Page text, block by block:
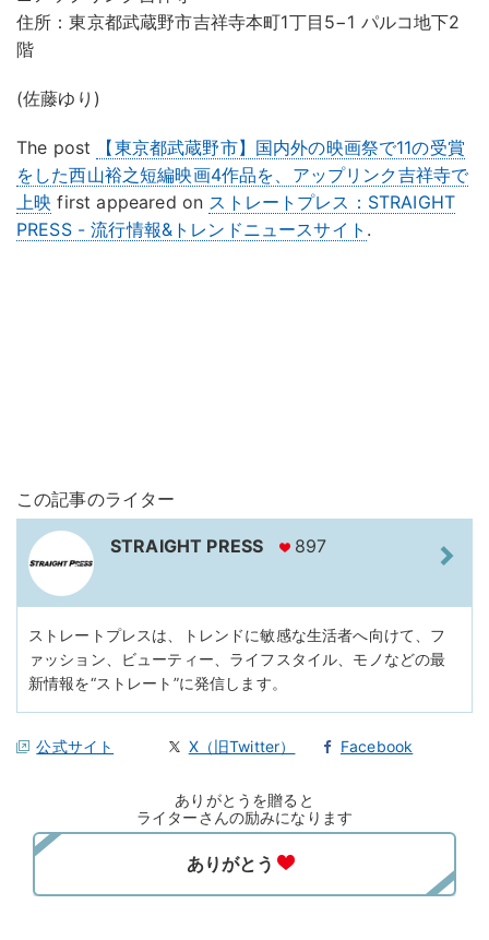
住所：東京都武蔵野市吉祥寺本町1丁目5−1 パルコ地下2
階
(佐藤ゆり)
The post
【東京都武蔵野市】国内外の映画祭で11の受賞
をした⻄山裕之短編映画4作品を、アップリンク吉祥寺で
上映 first appeared on ストレートプレス：STRAIGHT
PRESS - 流行情報&トレンドニュースサイト .
この記事のライター
STRAIGHT PRESS 897
ストレートプレスは、トレンドに敏感な生活者へ向けて、フ
ァッション、ビューティー、ライフスタイル、モノなどの最
新情報を“ストレート”に発信します。
公式サイト X（旧Twitter） Facebook
ありがとうを贈ると
ライターさんの励みになります